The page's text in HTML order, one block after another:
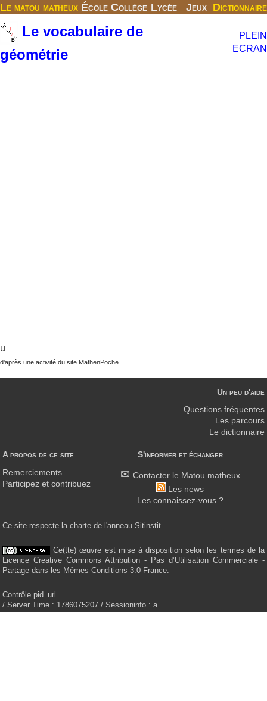
Le matou matheux École Collège Lycée Jeux Dictionnaire
Le vocabulaire de
géométrie
PLEIN
ECRAN
u
d'après une activité du site MathenPoche
A propos de ce site
Remerciements
Participez et contribuez
S'informer et échanger
Contacter le Matou matheux
Les news
Les connaissez-vous ?
Un peu d'aide
Questions fréquentes
Les parcours
Le dictionnaire
Ce site respecte la charte de l'anneau Sitinstit.
Ce(tte) œuvre est mise à disposition selon les termes de la
Licence Creative Commons Attribution - Pas d’Utilisation Commerciale -
Partage dans les Mêmes Conditions 3.0 France.
Contrôle pid_url
/ Server Time : 1786075207 / Sessioninfo : a